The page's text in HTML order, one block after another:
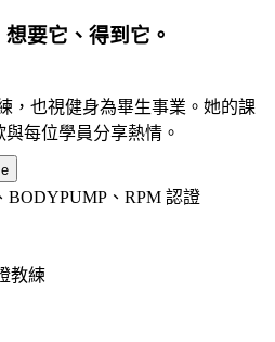
要它、得到它。
，也視健身為畢生事業。她的課
每位學員分享熱情。
BODYPUMP、RPM 認證
教練